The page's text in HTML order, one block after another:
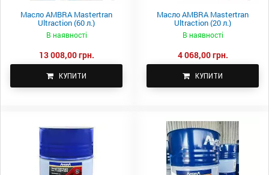
Масло AMBRA Mastertran
Ultraction (60 л.)
В наявності
13 008,00 грн.
КУПИТИ
Масло AMBRA Mastertran
Ultraction (20 л.)
В наявності
4 068,00 грн.
КУПИТИ